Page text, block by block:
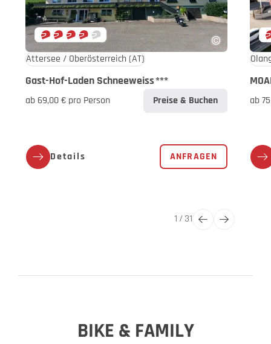
Attersee / Oberösterreich(AT)
Gast-Hof-Laden Schneeweiss***
ab 69,00 € pro Person Preise & Buchen
Details ANFRAGEN
ab
1 /31
BIKE & FAMILY